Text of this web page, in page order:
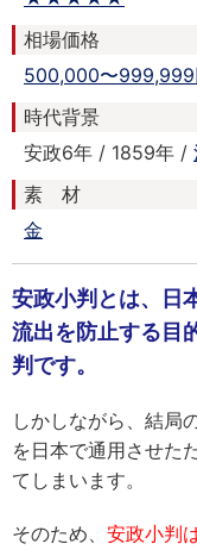
相場価格
500,000〜999,999
時代背景
安政6年 / 1859年 /
素 材
金
安政小判とは、日
流出を防止する目
判です。
しかしながら、結局
を日本で通用させた
てしまいます。
そのため、 安政小判